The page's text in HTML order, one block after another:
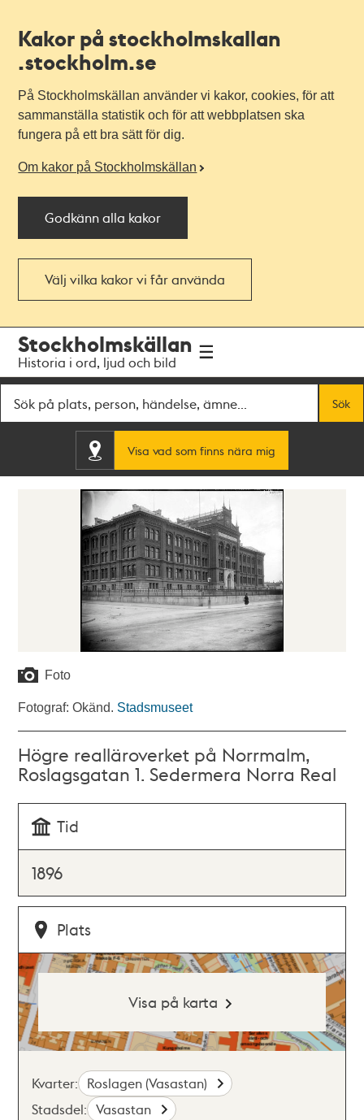
Kakor på stockholmskallan
.stockholm.se
På Stockholmskällan använder vi kakor, cookies, för att
sammanställa statistik och för att webbplatsen ska
fungera på ett bra sätt för dig.
Om kakor på Stockholmskällan
Godkänn alla kakor
Välj vilka kakor vi får använda
navigationen
huvudinnehållet
Stockholmskällan
Historia i ord, ljud och bild
Sök
Visa vad som finns nära mig
Foto
Fotograf: Okänd. Stadsmuseet
Högre realläroverket på Norrmalm,
Roslagsgatan 1. Sedermera Norra Real
Tid
1896
Plats
Visa på karta
Kvarter: Roslagen (Vasastan)
Stadsdel: Vasastan